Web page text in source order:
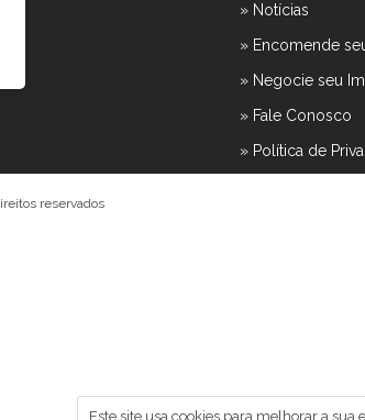
» Notícias
» Encomende
» Negocie seu
» Fale Conosco
» Política de
reservados
Este site usa cookies para melhorar a sua